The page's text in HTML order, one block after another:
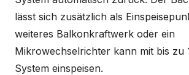
lässt sich zusätzlich als
weiteres Balkonkraftwerk oder ein
Mikrowechselrichter kann mit bis zu
System einspeisen.